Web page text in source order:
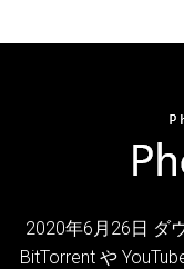
2020年6月26日 ダ
BitTorrent や